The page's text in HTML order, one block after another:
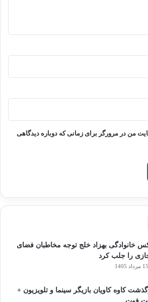
من در مرورگر برای زمانی که دوباره دیدگاهی
خانوادگی بهزاد خلج توجه مخاطبان فضای
را جلب کرد
15 مرداد 1405
کاوه کاویان بازیگر سینما و تلویزیون +